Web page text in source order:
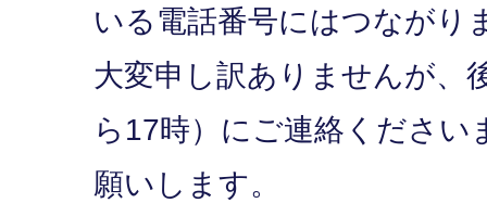
いる電話番号にはつながり
大変申し訳ありませんが、
ら17時）にご連絡ください
願いします。